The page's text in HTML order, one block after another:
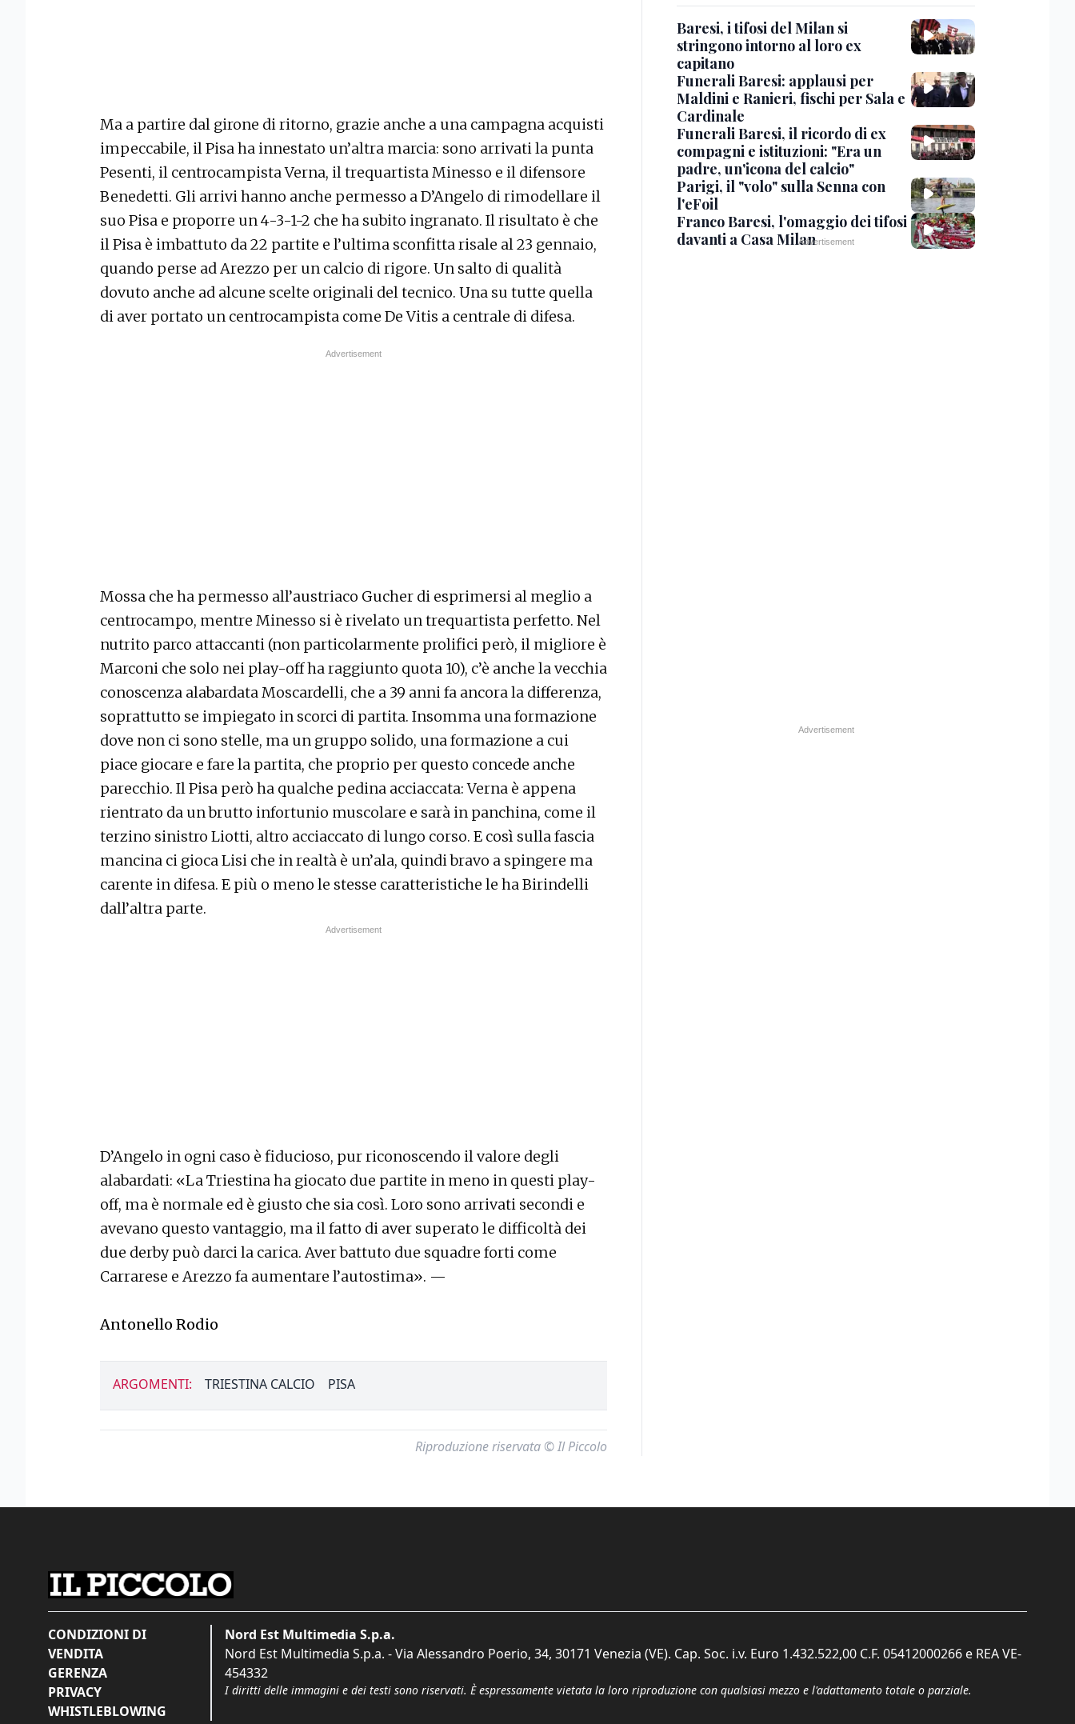
Ma a partire dal girone di ritorno, grazie anche a una campagna acquisti
impeccabile, il Pisa ha innestato un’altra marcia: sono arrivati la punta
Pesenti, il centrocampista Verna, il trequartista Minesso e il difensore
Benedetti. Gli arrivi hanno anche permesso a D’Angelo di rimodellare il
suo Pisa e proporre un 4-3-1-2 che ha subito ingranato. Il risultato è che
il Pisa è imbattuto da 22 partite e l’ultima sconfitta risale al 23 gennaio,
quando perse ad Arezzo per un calcio di rigore. Un salto di qualità
dovuto anche ad alcune scelte originali del tecnico. Una su tutte quella
di aver portato un centrocampista come De Vitis a centrale di difesa.
Mossa che ha permesso all’austriaco Gucher di esprimersi al meglio a
centrocampo, mentre Minesso si è rivelato un trequartista perfetto. Nel
nutrito parco attaccanti (non particolarmente prolifici però, il migliore è
Marconi che solo nei play-off ha raggiunto quota 10), c’è anche la vecchia
conoscenza alabardata Moscardelli, che a 39 anni fa ancora la differenza,
soprattutto se impiegato in scorci di partita. Insomma una formazione
dove non ci sono stelle, ma un gruppo solido, una formazione a cui
piace giocare e fare la partita, che proprio per questo concede anche
parecchio. Il Pisa però ha qualche pedina acciaccata: Verna è appena
rientrato da un brutto infortunio muscolare e sarà in panchina, come il
terzino sinistro Liotti, altro acciaccato di lungo corso. E così sulla fascia
mancina ci gioca Lisi che in realtà è un’ala, quindi bravo a spingere ma
carente in difesa. E più o meno le stesse caratteristiche le ha Birindelli
dall’altra parte.
D’Angelo in ogni caso è fiducioso, pur riconoscendo il valore degli
alabardati: «La Triestina ha giocato due partite in meno in questi play-
off, ma è normale ed è giusto che sia così. Loro sono arrivati secondi e
avevano questo vantaggio, ma il fatto di aver superato le difficoltà dei
due derby può darci la carica. Aver battuto due squadre forti come
Carrarese e Arezzo fa aumentare l’autostima». —
Antonello Rodio
ARGOMENTI: TRIESTINA CALCIO PISA
Riproduzione riservata © Il Piccolo
Baresi, i tifosi del Milan si
stringono intorno al loro ex
capitano
Funerali Baresi: applausi per
Maldini e Ranieri, fischi per Sala e
Cardinale
Funerali Baresi, il ricordo di ex
compagni e istituzioni: "Era un
padre, un'icona del calcio"
Parigi, il "volo" sulla Senna con
l'eFoil
Franco Baresi, l'omaggio dei tifosi
davanti a Casa Milan
CONDIZIONI DI
VENDITA
GERENZA
PRIVACY
WHISTLEBLOWING
Nord Est Multimedia S.p.a.
Nord Est Multimedia S.p.a. - Via Alessandro Poerio, 34, 30171 Venezia (VE). Cap. Soc. i.v. Euro 1.432.522,00 C.F. 05412000266 e REA VE-
454332
I diritti delle immagini e dei testi sono riservati. È espressamente vietata la loro riproduzione con qualsiasi mezzo e l'adattamento totale o parziale.